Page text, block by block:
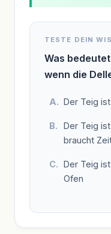
TESTE DEIN
Was
wenn die
Der Teig
Der Teig
braucht
Der Teig
Ofen